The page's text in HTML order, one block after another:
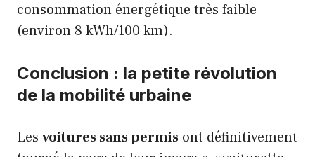
consommation énergétique très faible
(environ 8 kWh/100 km).
Conclusion : la petite révolution
de la mobilité urbaine
Les voitures sans permis ont définitivement